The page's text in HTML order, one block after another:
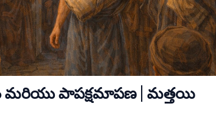
మరియు పాపక్షమాపణ | మత్తయి